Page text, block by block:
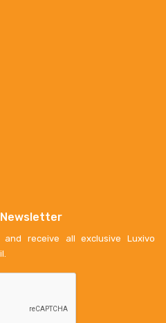
receive all exclusive Luxivo